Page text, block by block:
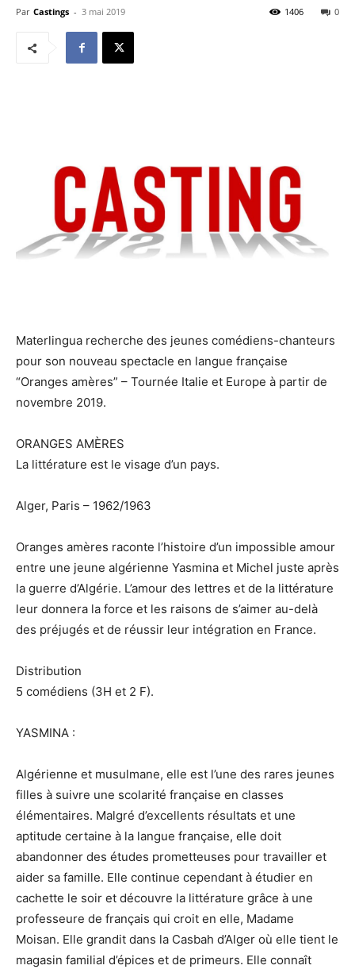
Par Castings - 3 mai 2019 0
1406
Materlingua recherche des jeunes comédiens-chanteurs
pour son nouveau spectacle en langue française
“Oranges amères” – Tournée Italie et Europe à partir de
novembre 2019.
ORANGES AMÈRES
La littérature est le visage d’un pays.
Alger, Paris – 1962/1963
Oranges amères raconte l’histoire d’un impossible amour
entre une jeune algérienne Yasmina et Michel juste après
la guerre d’Algérie. L’amour des lettres et de la littérature
leur donnera la force et les raisons de s’aimer au-delà
des préjugés et de réussir leur intégration en France.
Distribution
5 comédiens (3H et 2 F).
YASMINA :
Algérienne et musulmane, elle est l’une des rares jeunes
filles à suivre une scolarité française en classes
élémentaires. Malgré d’excellents résultats et une
aptitude certaine à la langue française, elle doit
abandonner des études prometteuses pour travailler et
aider sa famille. Elle continue cependant à étudier en
cachette le soir et découvre la littérature grâce à une
professeure de français qui croit en elle, Madame
Moisan. Elle grandit dans la Casbah d’Alger où elle tient le
magasin familial d’épices et de primeurs. Elle connaît